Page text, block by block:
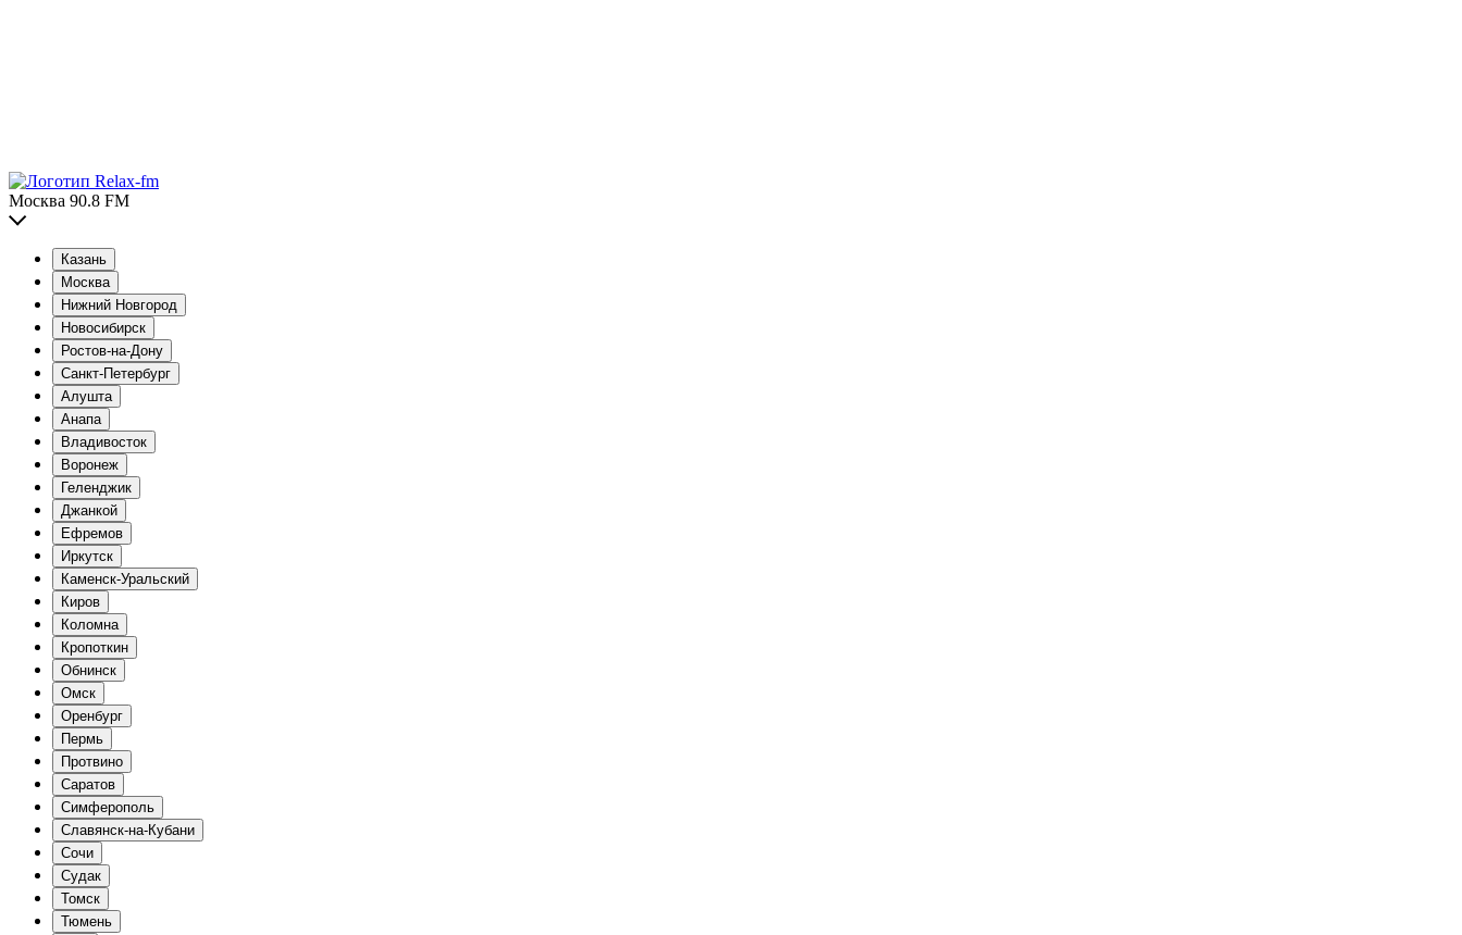
Москва 90.8 FM
Казань
Москва
Нижний Новгород
Новосибирск
Ростов-на-Дону
Санкт-Петербург
Алушта
Анапа
Владивосток
Воронеж
Геленджик
Джанкой
Ефремов
Иркутск
Каменск-Уральский
Киров
Коломна
Кропоткин
Обнинск
Омск
Оренбург
Пермь
Протвино
Саратов
Симферополь
Славянск-на-Кубани
Сочи
Судак
Томск
Тюмень